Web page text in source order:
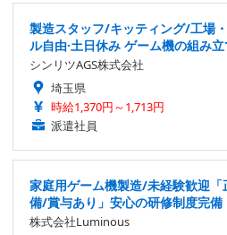
製造スタッフ/キッティング/工場
ル自由·土日休み ゲーム機の組み
シンリツAGS株式会社
埼玉県
時給1,370円～1,713円
派遣社員
家庭用ゲーム機製造/未経験歓迎
備/賞与あり」安心の研修制度完備
株式会社Luminous